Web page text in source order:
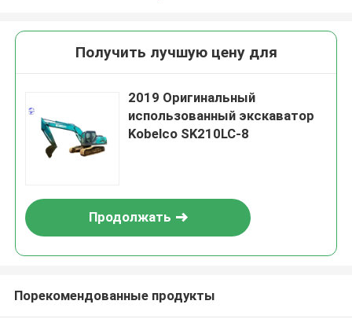
Получить лучшую цену для
2019 Оригинальный
использованный экскаватор
Kobelco SK210LC-8
Продолжать
Порекомендованные продукты